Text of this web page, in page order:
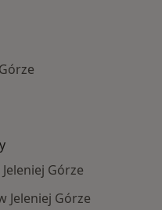
Górze
Jeleniej Górze